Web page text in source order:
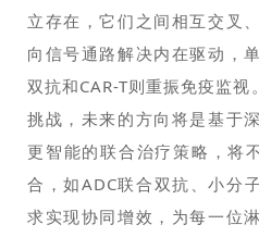
立存在，它们之间相互交叉
向信号通路解决内在驱动，
双抗和CAR-T则重振免疫监
挑战，未来的方向将是基于
更智能的联合治疗策略，将
合，如ADC联合双抗、小分
求实现协同增效，为每一位